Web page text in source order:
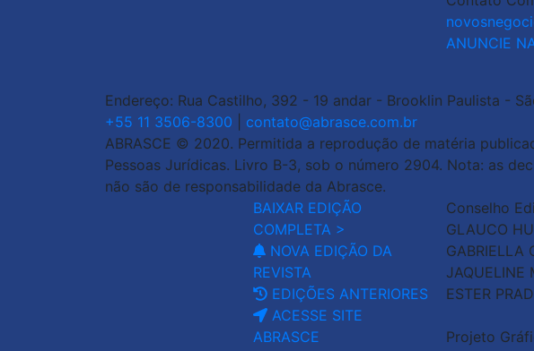
ANUNCIE
Endereço: Rua Castilho, 392 - 19 andar - Brooklin Paulista -
+55 11 3506-8300
contato@abrasce.com.br
ABRASCE © 2020. Permitida a reprodução de matéria
Pessoas Jurídicas. Livro B-3, sob o número 2904. Nota: as
não são de responsabilidade da Abrasce.
BAIXAR EDIÇÃO
COMPLETA >
NOVA EDIÇÃO DA
REVISTA
EDIÇÕES ANTERIORES
ACESSE SITE
ABRASCE
Conselho
GLAUCO
GABRIELLA
JAQUELINE
ESTER
Projeto